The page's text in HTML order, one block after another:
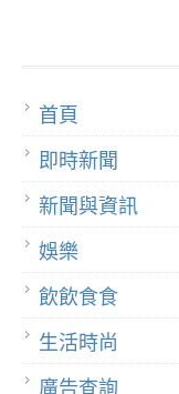
首頁
即時新聞
新聞與資訊
娛樂
飲飲食食
生活時尚
廣告查詢